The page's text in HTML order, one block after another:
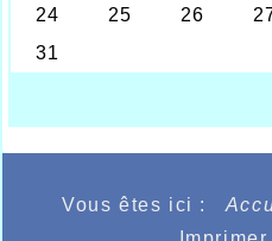
Catoire 3’13’’ 76,
3’18’’29 de Léo
performance de Léo
26ème au triathlon en
Quant à Antoine
son record personnel
Vous êtes ici :